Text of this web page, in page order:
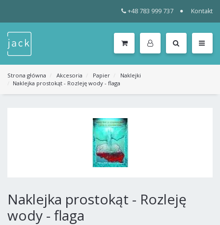
+48 783 999 737 Kontakt
KATEGORIE
MENU
Strona główna Akcesoria Papier
Naklejki
Naklejka prostokąt - Rozleję wody - flaga
Naklejka prostokąt - Rozleję
wody - flaga